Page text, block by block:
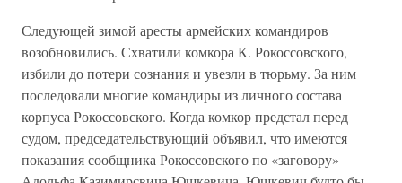
Следующей зимой аресты армейских командиров
возобновились. Схватили комкора К. Рокоссовского,
избили до потери сознания и увезли в тюрьму. За ним
последовали многие командиры из личного состава
корпуса Рокоссовского. Когда комкор предстал перед
судом, председательствующий объявил, что имеются
показания сообщника Рокоссовского по «заговору»